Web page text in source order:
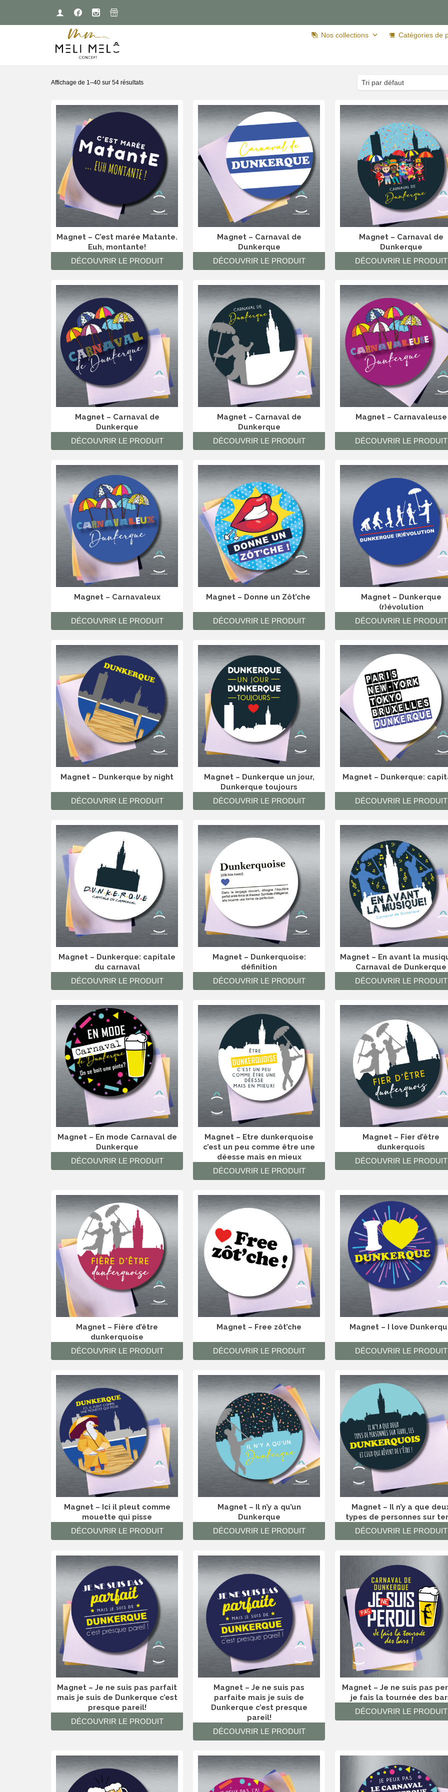
Nos collections Catégories de
Affichage de 1–40 sur 54 résultats Tri par défaut
Magnet – C’est marée Matante.
Euh, montante!
DÉCOUVRIR LE PRODUIT
Magnet – Carnaval de
Dunkerque
DÉCOUVRIR LE PRODUIT
Magnet – Carnaval de
Dunkerque
DÉCOUVRIR LE PRODUIT
Magnet – Carnaval de
Dunkerque
DÉCOUVRIR LE PRODUIT
Magnet – Carnaval de
Dunkerque
DÉCOUVRIR LE PRODUIT
Magnet – Carnavaleuse
DÉCOUVRIR LE PRODUIT
Magnet – Carnavaleux
DÉCOUVRIR LE PRODUIT
Magnet – Donne un Zôt’che
DÉCOUVRIR LE PRODUIT
Magnet – Dunkerque
(r)évolution
DÉCOUVRIR LE PRODUIT
Magnet – Dunkerque by night
DÉCOUVRIR LE PRODUIT
Magnet – Dunkerque un jour,
Dunkerque toujours
DÉCOUVRIR LE PRODUIT
Magnet – Dunkerque:
DÉCOUVRIR LE PRODUIT
Magnet – Dunkerque: capitale
du carnaval
DÉCOUVRIR LE PRODUIT
Magnet – Dunkerquoise:
définition
DÉCOUVRIR LE PRODUIT
Magnet – En avant la
Carnaval de Dunkerque
DÉCOUVRIR LE PRODUIT
Magnet – En mode Carnaval de
Dunkerque
DÉCOUVRIR LE PRODUIT
Magnet – Etre dunkerquoise
c’est un peu comme être une
déesse mais en mieux
DÉCOUVRIR LE PRODUIT
Magnet – Fier d’être
dunkerquois
DÉCOUVRIR LE PRODUIT
Magnet – Fière d’être
dunkerquoise
DÉCOUVRIR LE PRODUIT
Magnet – Free zôt’che
DÉCOUVRIR LE PRODUIT
Magnet – I love
DÉCOUVRIR LE PRODUIT
Magnet – Ici il pleut comme
mouette qui pisse
DÉCOUVRIR LE PRODUIT
Magnet – Il n’y a qu’un
Dunkerque
DÉCOUVRIR LE PRODUIT
Magnet – Il n’y a que
types de personnes sur
DÉCOUVRIR LE PRODUIT
Magnet – Je ne suis pas parfait
mais je suis de Dunkerque c’est
presque pareil!
DÉCOUVRIR LE PRODUIT
Magnet – Je ne suis pas
parfaite mais je suis de
Dunkerque c’est presque
pareil!
DÉCOUVRIR LE PRODUIT
Magnet – Je ne suis pas
je fais la tournée des
DÉCOUVRIR LE PRODUIT